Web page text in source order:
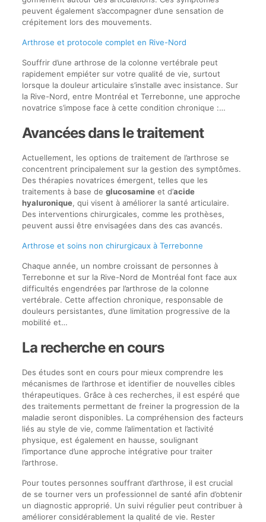
peuvent également s’accompagner d’une sensation de
crépitement lors des mouvements.
Arthrose et protocole complet en Rive-Nord
Souffrir d’une arthrose de la colonne vertébrale peut
rapidement empiéter sur votre qualité de vie, surtout
lorsque la douleur articulaire s’installe avec insistance. Sur
la Rive-Nord, entre Montréal et Terrebonne, une approche
novatrice s’impose face à cette condition chronique :…
Avancées dans le traitement
Actuellement, les options de traitement de l’arthrose se
concentrent principalement sur la gestion des symptômes.
Des thérapies novatrices émergent, telles que les
traitements à base de glucosamineet d’acide
hyaluronique, qui visent à améliorer la santé articulaire.
Des interventions chirurgicales, comme les prothèses,
peuvent aussi être envisagées dans des cas avancés.
Arthrose et soins non chirurgicaux à Terrebonne
Chaque année, un nombre croissant de personnes à
Terrebonne et sur la Rive-Nord de Montréal font face aux
difficultés engendrées par l’arthrose de la colonne
vertébrale. Cette affection chronique, responsable de
douleurs persistantes, d’une limitation progressive de la
mobilité et…
La recherche en cours
Des études sont en cours pour mieux comprendre les
mécanismes de l’arthrose et identifier de nouvelles cibles
thérapeutiques. Grâce à ces recherches, il est espéré que
des traitements permettant de freiner la progression de la
maladie seront disponibles. La compréhension des facteurs
liés au style de vie, comme l’alimentation et l’activité
physique, est également en hausse, soulignant
l’importance d’une approche intégrative pour traiter
l’arthrose.
Pour toutes personnes souffrant d’arthrose, il est crucial
de se tourner vers un professionnel de santé afin d’obtenir
un diagnostic approprié. Un suivi régulier peut contribuer à
améliorer considérablement la qualité de vie. Rester